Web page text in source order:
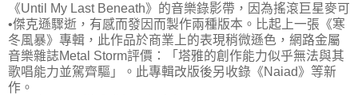
《Until My Last Beneath》的音樂錄影帶，因為搖滾巨星麥可
•傑克遜驟逝，有感而發因而製作兩種版本。比起上一張《寒
冬風暴》專輯，此作品於商業上的表現稍微遜色，網路金屬
音樂雜誌Metal Storm評價：「塔雅的創作能力似乎無法與其
歌唱能力並駕齊驅」。此專輯改版後另收錄《Naiad》等新
作。